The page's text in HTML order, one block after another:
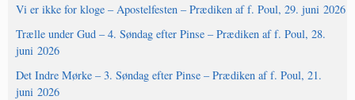
Vi er ikke for kloge – Apostelfesten – Prædiken af f. Poul, 29. juni 2026
Trælle under Gud – 4. Søndag efter Pinse – Prædiken af f. Poul, 28.
juni 2026
Det Indre Mørke – 3. Søndag efter Pinse – Prædiken af f. Poul, 21.
juni 2026